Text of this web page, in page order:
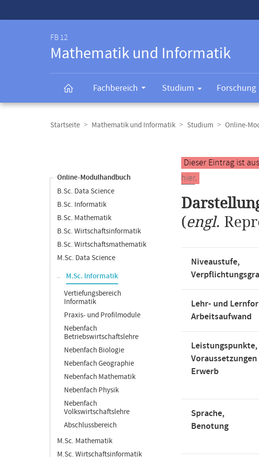
FB 12
Mathematik und Informatik
Fachbereich Studium Forschung
Navigation
Startseite Mathematik und Informatik Studium Online-
Online-Modulhandbuch
B.Sc. Data Science
B.Sc. Informatik
B.Sc. Mathematik
B.Sc. Wirtschaftsinformatik
B.Sc. Wirtschaftsmathematik
M.Sc. Data Science
M.Sc. Informatik
Vertiefungsbereich
Informatik
Praxis- und Profilmodule
Nebenfach
Betriebswirtschaftslehre
Nebenfach Biologie
Nebenfach Geographie
Nebenfach Mathematik
Nebenfach Physik
Nebenfach
Volkswirtschaftslehre
Abschlussbereich
M.Sc. Mathematik
M.Sc. Wirtschaftsinformatik
Hauptinhalt
Dieser Eintrag ist
hier.
(engl.
Niveaustufe,
Lehr- und
Arbeitsaufwand
Leistungspunkte,
Voraussetzungen
Erwerb
Sprache,
Benotung